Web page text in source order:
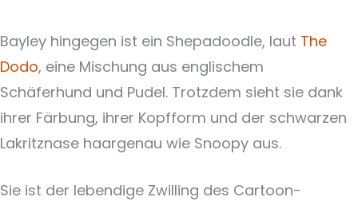
Bayley hingegen ist ein Shepadoodle, laut The
Dodo, eine Mischung aus englischem
Schäferhund und Pudel. Trotzdem sieht sie dank
ihrer Färbung, ihrer Kopfform und der schwarzen
Lakritznase haargenau wie Snoopy aus.
Sie ist der lebendige Zwilling des Cartoon-